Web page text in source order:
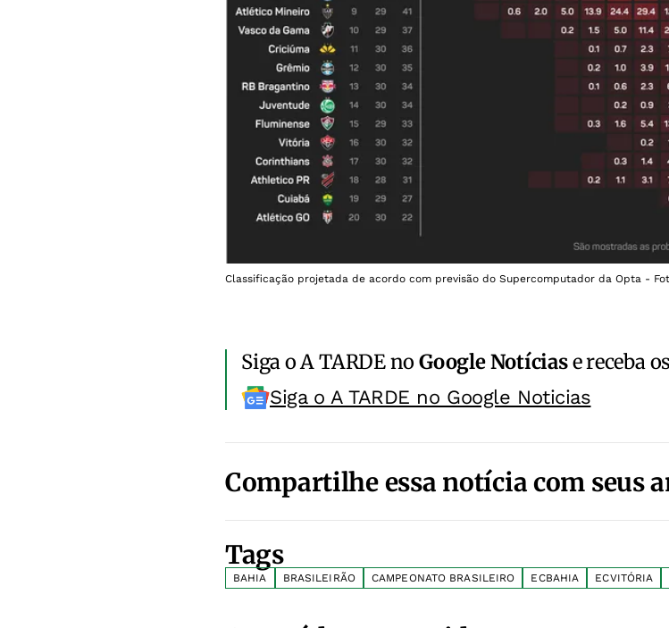
Classificação projetada de acordo com previsão do Supercomputador da Opta -
Siga o A TARDE noGoogle Notíciase receba
Siga o A TARDE no Google Noticias
Compartilhe essa notícia com seus
Tags
BAHIA BRASILEIRÃO CAMPEONATO BRASILEIRO ECBAHIA ECVITÓRIA